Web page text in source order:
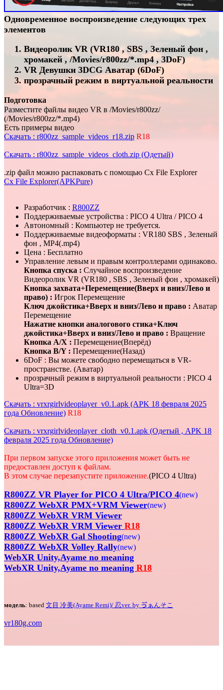
Одновременное воспроизведение следующих трех
элементов
Видеоролик VR (VR180 , SBS , Зеленый фон ,
хромакей , /Movies/r800zz/*.mp4 , 3DoF)
VR Девушки 3DCG Аватар (6DoF)
прозрачный режим в виртуальной реальности
Подготовка
Разместите файлы видео VR в /Movies/r800zz/
(/Movies/r800zz/*.mp4)
Есть примеры видео
Скачать : r800zz_sample_videos_r18.zip R18
Скачать : r800zz_sample_videos_cloth.zip (Одетый)
.zip файл можно распаковать с помощью Cx File Explorer
Cx File Explorer(APKPure)
Разработчик : R800ZZ
Поддерживаемые устройства : PICO 4 Ultra / PICO 4
Автономный : Компьютер не требуется.
Поддерживаемые видеоформаты : VR180 SBS , Зеленый
фон , MP4(.mp4)
Цена : Бесплатно
Управление левым и правым контроллерами одинаково.
Кнопка спуска : Случайное воспроизведение
Видеоролик VR (VR180 , SBS , Зеленый фон , хромакей)
Кнопка захвата+Перемещение(Вверх и вниз/Лево и
право) : Игрок Перемещение
Ключ джойстика+Вверх и вниз/Лево и право : Аватар
Перемещение
Нажатие кнопки аналогового стика+Ключ
джойстика+Вверх и вниз/Лево и право : Вращение
Кнопка A/X : Перемещение(Вперёд)
Кнопка B/Y : Перемещение(Назад)
6DoF : Вы можете свободно перемещаться в VR-
пространстве. (Аватар)
прозрачный режим в виртуальной реальности : PICO 4
Ultra=3D
Скачать : vrxrgirlvideoplayer_v0.1.apk (APK 18 февраля 2025
года Обновление) R18
Скачать : vrxrgirlvideoplayer_cloth_v0.1.apk (Одетый , APK 18
февраля 2025 года Обновление)
При первом запуске этого приложения может быть не
предоставлен доступ к файлам.
В этом случае перезапустите приложение.(PICO 4 Ultra)
R800ZZ VR Player for PICO 4 Ultra/PICO 4(new)
R800ZZ WebXR PMX+VRM Viewer(new)
R800ZZ WebXR VRM Viewer
R800ZZ WebXR VRM Viewer R18
R800ZZ WebXR Gal Shooting(new)
R800ZZ WebXR Volley Rally(new)
WebXR Unity,Ayame no meaning
WebXR Unity,Ayame no meaning R18
модель: based 文目 冷美(Ayame Remi)/ 忍ver. by ゔぁんそこ
vr180g.com